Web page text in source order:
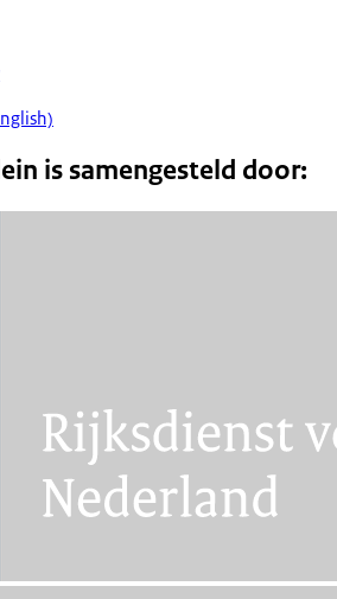
is samengesteld door: